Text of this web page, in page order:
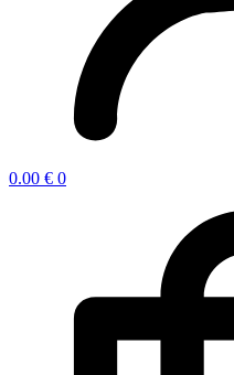
0.00 € 0